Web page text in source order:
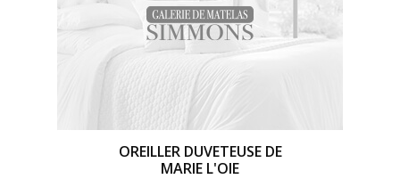
OREILLER DUVETEUSE DE
MARIE L'OIE